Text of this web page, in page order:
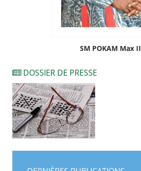
SM POKAM Max II
DOSSIER DE PRESSE